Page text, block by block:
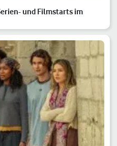
und Filmstarts im